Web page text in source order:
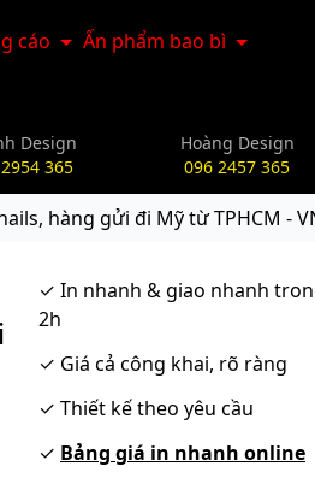
cáo
Ấn phẩm bao bì
Design
365
Hoàng Design
096 2457 365
hàng gửi đi Mỹ từ TPHCM -
✓ In nhanh & giao nhanh
2h
✓ Giá cả công khai, rõ ràng
✓ Thiết kế theo yêu cầu
✓ Bảng giá in nhanh online